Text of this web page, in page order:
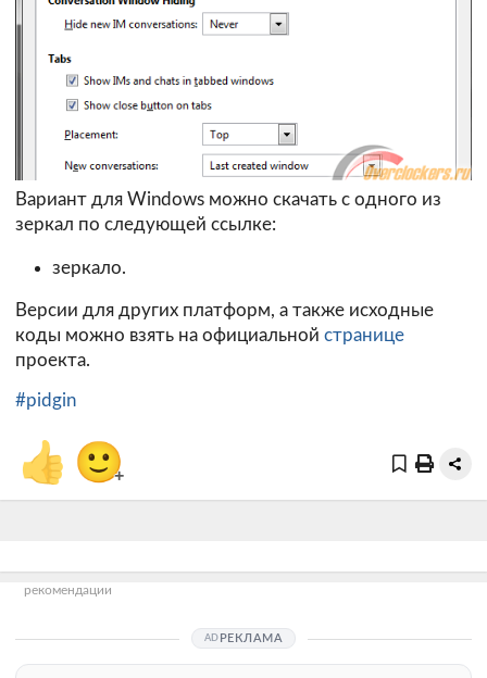
Вариант для Windows можно скачать с одного из
зеркал по следующей ссылке:
зеркало.
Версии для других платформ, а также исходные
коды можно взять на официальной странице
проекта.
#pidgin
👍 🙂+
рекомендации
РЕКЛАМА